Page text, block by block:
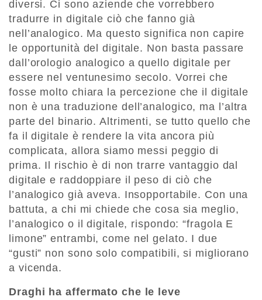
diversi. Ci sono aziende che vorrebbero
tradurre in digitale ciò che fanno già
nell’analogico. Ma questo significa non capire
le opportunità del digitale. Non basta passare
dall’orologio analogico a quello digitale per
essere nel ventunesimo secolo. Vorrei che
fosse molto chiara la percezione che il digitale
non è una traduzione dell’analogico, ma l’altra
parte del binario. Altrimenti, se tutto quello che
fa il digitale è rendere la vita ancora più
complicata, allora siamo messi peggio di
prima. Il rischio è di non trarre vantaggio dal
digitale e raddoppiare il peso di ciò che
l’analogico già aveva. Insopportabile. Con una
battuta, a chi mi chiede che cosa sia meglio,
l’analogico o il digitale, rispondo: “fragola E
limone” entrambi, come nel gelato. I due
“gusti” non sono solo compatibili, si migliorano
a vicenda.
Draghi ha affermato che le leve